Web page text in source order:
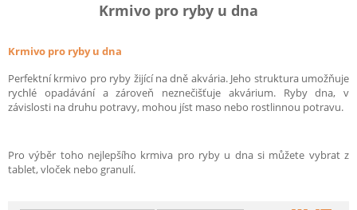
Krmivo pro ryby u dna
Krmivo pro ryby u dna
Perfektní krmivo pro ryby žijící na dně akvária. Jeho struktura umožňuje
rychlé opadávání a zároveň neznečišťuje akvárium. Ryby dna, v
závislosti na druhu potravy, mohou jíst maso nebo rostlinnou potravu.
Pro výběr toho nejlepšího krmiva pro ryby u dna si můžete vybrat z
tablet, vloček nebo granulí.